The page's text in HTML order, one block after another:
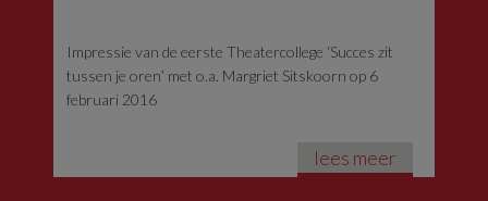
Impressie van de eerste Theatercollege ‘Succes zit
tussen je oren’ met o.a. Margriet Sitskoorn op 6
februari 2016
lees meer